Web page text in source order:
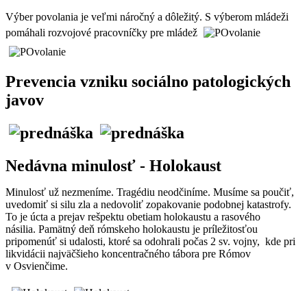
Výber povolania je veľmi náročný a dôležitý. S výberom mládeži
pomáhali rozvojové pracovníčky pre mládež
Prevencia vzniku sociálno patologických
javov
Nedávna minulosť - Holokaust
Minulosť už nezmeníme. Tragédiu neodčiníme. Musíme sa poučiť,
uvedomiť si silu zla a nedovoliť zopakovanie podobnej katastrofy.
To je úcta a prejav rešpektu obetiam holokaustu a rasového
násilia. Pamätný deň rómskeho holokaustu je príležitosťou
pripomenúť si udalosti, ktoré sa odohrali počas 2 sv. vojny, kde pri
likvidácii najväčšieho koncentračného tábora pre Rómov
v Osvienčime.